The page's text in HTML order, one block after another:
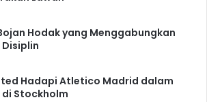
Hodak yang Menggabungkan
Hadapi Atletico Madrid dalam
di Stockholm